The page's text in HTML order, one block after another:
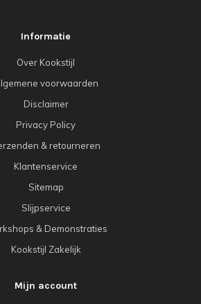
Informatie
Over Kookstijl
voorwaarden
Disclaimer
Privacy Policy
& retourneren
Klantenservice
Sitemap
Slijpservice
& Demonstraties
Kookstijl Zakelijk
Mijn account